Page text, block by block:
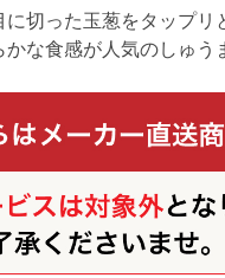
切った玉葱をタップリ
な食感が人気のしゅう